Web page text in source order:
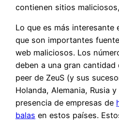
contienen sitios
Lo que es más interesante
que son importantes
web maliciosos. Los
deben a una gran
peer de ZeuS (y sus
Holanda, Alemania, Rusia
presencia de empresas de
balas en estos países.